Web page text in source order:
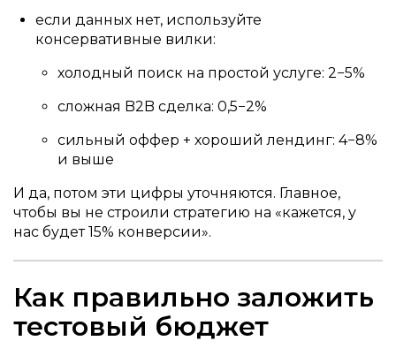
если данных нет, используйте
консервативные вилки:
холодный поиск на простой услуге: 2−5%
сложная B2B сделка: 0,5−2%
сильный оффер + хороший лендинг: 4−8%
и выше
И да, потом эти цифры уточняются. Главное,
чтобы вы не строили стратегию на «кажется, у
нас будет 15% конверсии».
Как правильно заложить
тестовый бюджет